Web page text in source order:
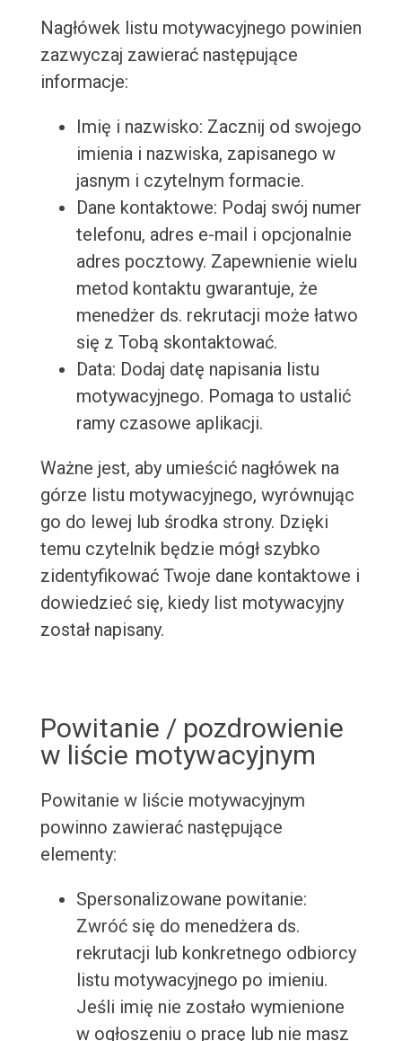
Nagłówek listu motywacyjnego powinien
zazwyczaj zawierać następujące
informacje:
Imię i nazwisko: Zacznij od swojego
imienia i nazwiska, zapisanego w
jasnym i czytelnym formacie.
Dane kontaktowe: Podaj swój numer
telefonu, adres e-mail i opcjonalnie
adres pocztowy. Zapewnienie wielu
metod kontaktu gwarantuje, że
menedżer ds. rekrutacji może łatwo
się z Tobą skontaktować.
Data: Dodaj datę napisania listu
motywacyjnego. Pomaga to ustalić
ramy czasowe aplikacji.
Ważne jest, aby umieścić nagłówek na
górze listu motywacyjnego, wyrównując
go do lewej lub środka strony. Dzięki
temu czytelnik będzie mógł szybko
zidentyfikować Twoje dane kontaktowe i
dowiedzieć się, kiedy list motywacyjny
został napisany.
Powitanie / pozdrowienie
w liście motywacyjnym
Powitanie w liście motywacyjnym
powinno zawierać następujące
elementy:
Spersonalizowane powitanie:
Zwróć się do menedżera ds.
rekrutacji lub konkretnego odbiorcy
listu motywacyjnego po imieniu.
Jeśli imię nie zostało wymienione
w ogłoszeniu o pracę lub nie masz